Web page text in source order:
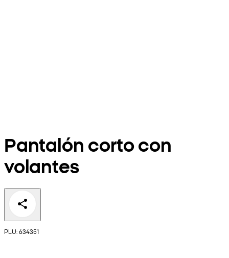
Pantalón corto con
volantes
PLU: 634351